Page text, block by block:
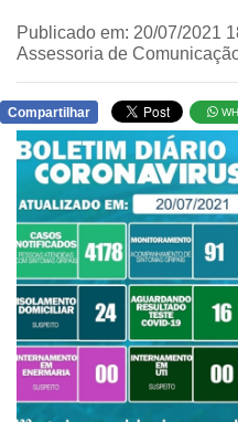
Publicado em: 20/07/2021
Assessoria de
Compartilhar